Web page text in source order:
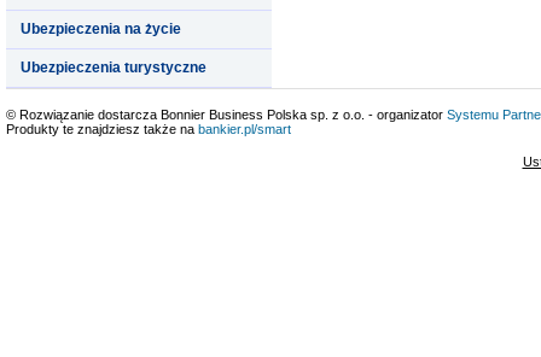
Ubezpieczenia na życie
Ubezpieczenia turystyczne
© Rozwiązanie dostarcza Bonnier Business Polska sp. z o.o. - organizator Systemu
Produkty te znajdziesz także na bankier.pl/smart